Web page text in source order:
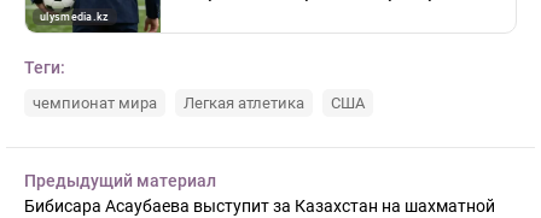
Теги:
чемпионат мира Легкая атлетика США
Предыдущий материал
Бибисара Асаубаева выступит за Казахстан на шахматной